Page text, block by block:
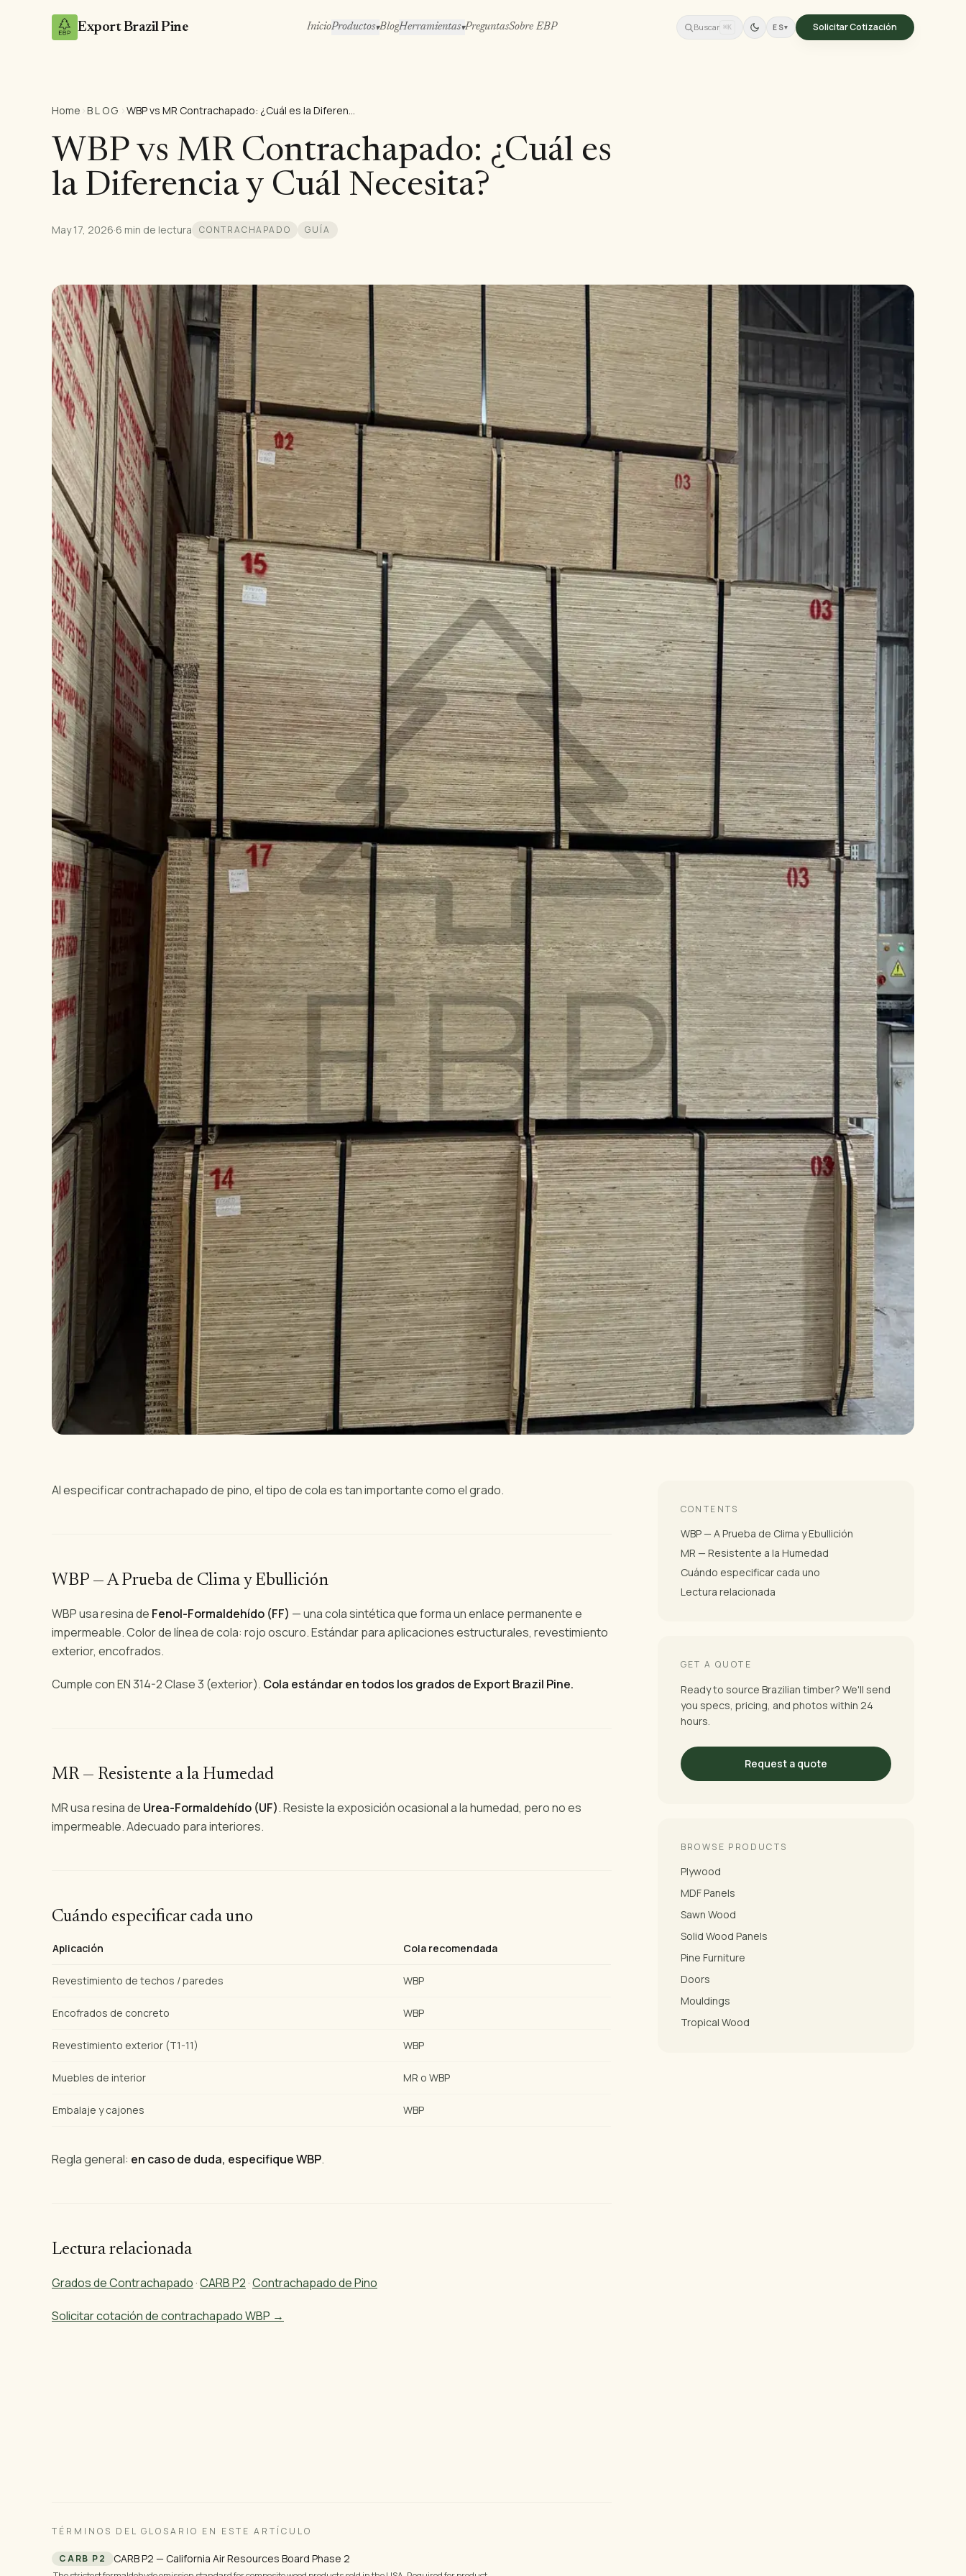
Export Brazil Pine InicioProductos▾BlogHerramientas▾PreguntasSobre EBP Buscar ⌘K ES▾ Solicitar Cotización
Home ›BLOG › WBP vs MR Contrachapado: ¿Cuál es la Diferencia y Cuál Necesita?
WBP vs MR Contrachapado: ¿Cuál es
la Diferencia y Cuál Necesita?
May 17, 2026·6 min de lectura CONTRACHAPADO GUÍA
Al especificar contrachapado de pino, el tipo de cola es tan importante como el grado.
WBP — A Prueba de Clima y Ebullición
WBP usa resina de Fenol-Formaldehído (FF) — una cola sintética que forma un enlace permanente e
impermeable. Color de línea de cola: rojo oscuro. Estándar para aplicaciones estructurales, revestimiento
exterior, encofrados.
Cumple con EN 314-2 Clase 3 (exterior). Cola estándar en todos los grados de Export Brazil Pine.
MR — Resistente a la Humedad
MR usa resina de Urea-Formaldehído (UF). Resiste la exposición ocasional a la humedad, pero no es
impermeable. Adecuado para interiores.
Cuándo especificar cada uno
Aplicación Cola recomendada
Revestimiento de techos / paredes WBP
Encofrados de concreto WBP
Revestimiento exterior (T1-11) WBP
Muebles de interior MR o WBP
Embalaje y cajones WBP
Regla general: en caso de duda, especifique WBP.
Lectura relacionada
Grados de Contrachapado ·CARB P2 ·Contrachapado de Pino
Solicitar cotación de contrachapado WBP →
TÉRMINOS DEL GLOSARIO EN ESTE ARTÍCULO
CARB P2 CARB P2 — California Air Resources Board Phase 2
CONTENTS
WBP — A Prueba de Clima y Ebullición
MR — Resistente a la Humedad
Cuándo especificar cada uno
Lectura relacionada
GET A QUOTE
Ready to source Brazilian timber? We'll send
you specs, pricing, and photos within 24
hours.
Request a quote
BROWSE PRODUCTS
Plywood
MDF Panels
Sawn Wood
Solid Wood Panels
Pine Furniture
Doors
Mouldings
Tropical Wood